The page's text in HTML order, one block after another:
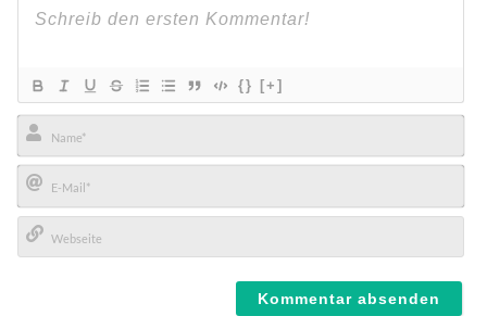
{} [+]
Name*
E-
Mail*